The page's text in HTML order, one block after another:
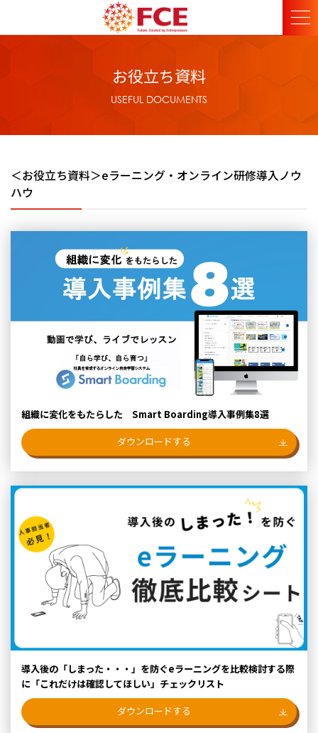
お役立ち資料
USEFUL DOCUMENTS
＜お役立ち資料＞eラーニング・オンライン研修導入ノウ
ハウ
組織に変化をもたらした Smart Boarding導入事例集8選
ダウンロードする
導入後の「しまった・・・」を防ぐeラーニングを比較検討する際
に「これだけは確認してほしい」チェックリスト
ダウンロードする